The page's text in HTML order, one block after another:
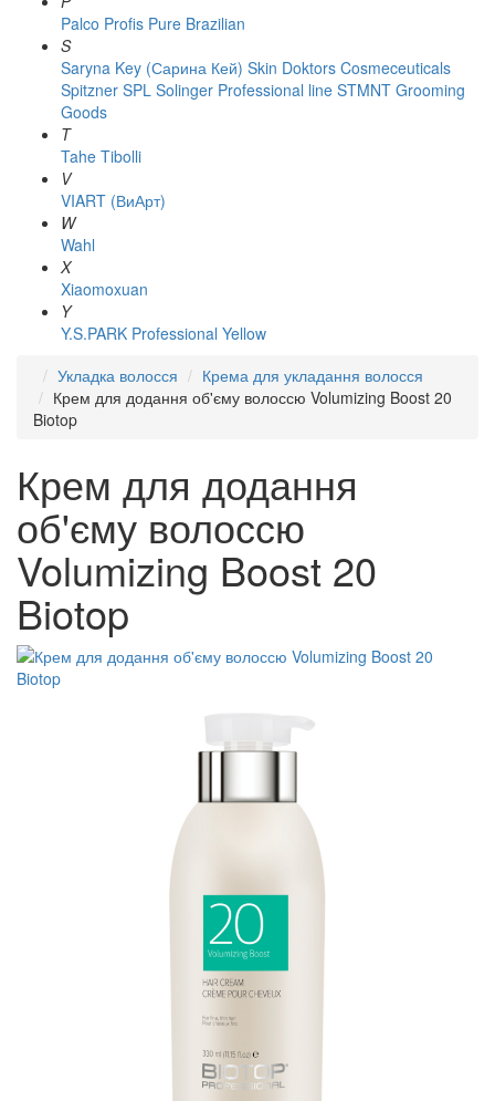
Palco Profis Pure Brazilian
S
Saryna Key (Сарина Кей) Skin Doktors Cosmeceuticals
Spitzner SPL Solinger Professional line STMNT Grooming
Goods
T
Tahe Tibolli
V
VIART (ВиАрт)
W
Wahl
X
Xiaomoxuan
Y
Y.S.PARK Professional Yellow
Укладка волосся
Крема для укладання волосся
Крем для додання об'єму волоссю Volumizing Boost 20
Biotop
Крем для додання
об'єму волоссю
Volumizing Boost 20
Biotop